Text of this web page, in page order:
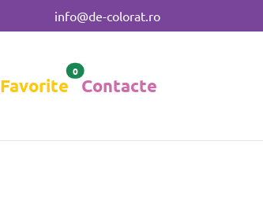
info@de-colorat.ro
Favorite
0
Contacte